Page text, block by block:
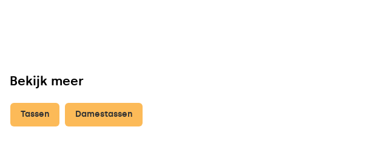
Bekijk meer
Tassen Damestassen